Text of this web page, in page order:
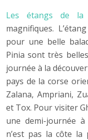
Les étangs de la
magnifiques.
pour une belle
Pinia sont très
journée à la
pays de la corse
Zalana, Ampriani,
et Tox. Pour visiter
une demi-journée
n’est pas la côte la